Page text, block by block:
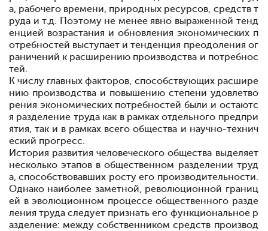
а, рабочего времени, природных ресурсов, средств т
руда и т.д. Поэтому не менее явно выраженной тенд
енцией возрастания и обновления экономических п
отребностей выступает и тенденция преодоления ог
раничений к расширению производства и потребнос
тей.
К числу главных факторов, способствующих расшире
нию производства и повышению степени удовлетво
рения экономических потребностей были и остаютс
я разделение труда как в рамках отдельного предпри
ятия, так и в рамках всего общества и научно-технич
еский прогресс.
История развития человеческого общества выделяет
несколько этапов в общественном разделении труд
а, способствовавших росту его производительности.
Однако наиболее заметной, революционной границ
ей в эволюционном процессе общественного разде
ления труда следует признать его функциональное р
азделение: между собственником средств производ